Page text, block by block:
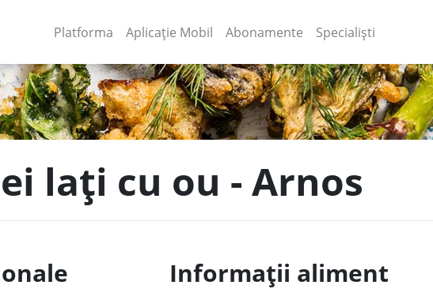
Platforma (current)
Aplicație Mobil (current)
Abonamente Specialiști
lați cu ou - Arnos
Informații aliment